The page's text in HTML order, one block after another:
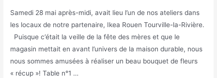
Samedi 28 mai après-midi, avait lieu l’un de nos ateliers dans
les locaux de notre partenaire, Ikea Rouen Tourville-la-Rivière.
Puisque c’était la veille de la fête des mères et que le
magasin mettait en avant l’univers de la maison durable, nous
nous sommes amusées à réaliser un beau bouquet de fleurs
« récup »! Table n°1 …